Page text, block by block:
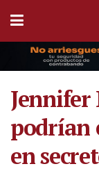
Jennifer
podrían
en